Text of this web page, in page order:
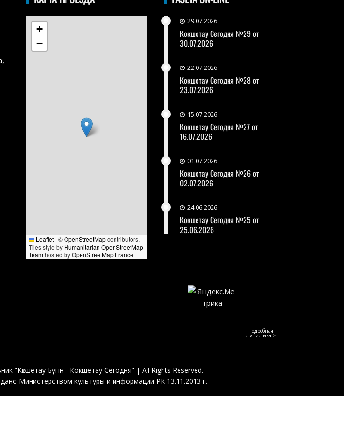
+
−
Leaflet | ©OpenStreetMapcontributors,
Tiles style by Humanitarian OpenStreetMap
Teamhosted byOpenStreetMap France
29.07.2026
Кокшетау Сегодня №29 от
30.07.2026
22.07.2026
Кокшетау Сегодня №28 от
23.07.2026
15.07.2026
Кокшетау Сегодня №27 от
16.07.2026
01.07.2026
Кокшетау Сегодня №26 от
02.07.2026
24.06.2026
Кокшетау Сегодня №25 от
25.06.2026
Подробная
статистика >
"Көкшетау Бүгін - Кокшетау Сегодня" | All Rights Reserved.
Министерством культуры и информации РК 13.11.2013 г.